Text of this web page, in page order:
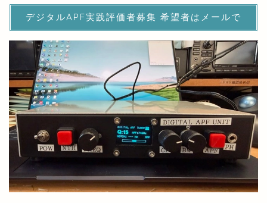
デジタルAPF実践評価者募集 希望者はメールで